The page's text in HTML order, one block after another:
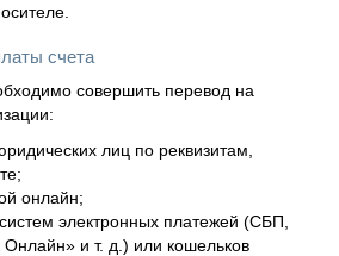
счета
совершить перевод на
лиц по реквизитам,
онлайн;
электронных платежей (СБП,
и т. д.) или кошельков